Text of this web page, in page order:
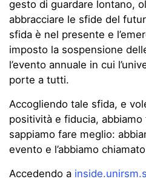
gesto di guardare lontano,
abbracciare le sfide del
sfida è nel presente e
imposto la sospensione
l’evento annuale in cui
porte a tutti.
Accogliendo tale sfida, e
positività e fiducia,
sappiamo fare meglio:
evento e l’abbiamo
Accedendo a